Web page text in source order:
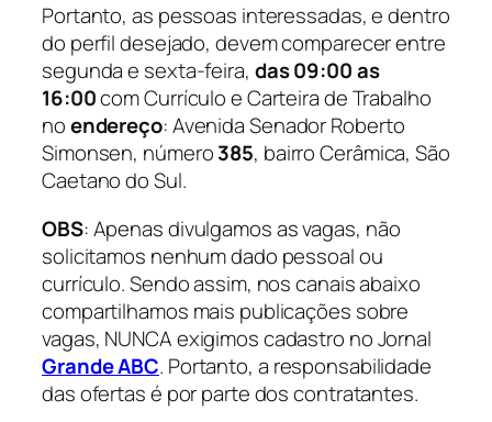
Portanto, as pessoas interessadas, e dentro
do perfil desejado, devem comparecer entre
segunda e sexta-feira, das 09:00 as
16:00com Currículo e Carteira de Trabalho
noendereço: Avenida Senador Roberto
Simonsen, número385, bairro Cerâmica, São
Caetano do Sul.
OBS: Apenas divulgamos as vagas, não
solicitamos nenhum dado pessoal ou
currículo. Sendo assim, nos canais abaixo
compartilhamos mais publicações sobre
vagas, NUNCA exigimos cadastro no Jornal
Grande ABC. Portanto, a responsabilidade
das ofertas é por parte dos contratantes.